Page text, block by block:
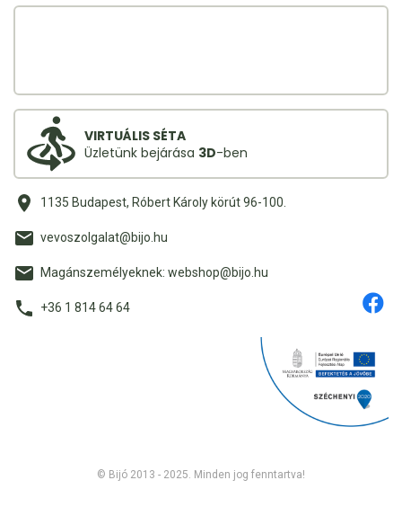
VIRTUÁLIS SÉTA
Üzletünk bejárása 3D-ben
1135 Budapest, Róbert Károly körút 96-100.
vevoszolgalat@bijo.hu
Magánszemélyeknek: webshop@bijo.hu
+36 1 814 64 64
© Bijó 2013 - 2025. Minden jog fenntartva!